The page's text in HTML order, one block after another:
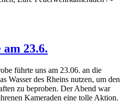
23.6.
führte uns am 23.06. an die
Wasser des Rheins nutzen, um den
zu beproben. Der Abend war
Kameraden eine tolle Aktion.